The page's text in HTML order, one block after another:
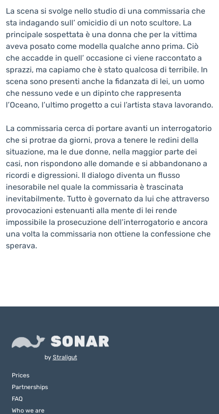
La scena si svolge nello studio di una commissaria che
sta indagando sull’ omicidio di un noto scultore. La
principale sospettata è una donna che per la vittima
aveva posato come modella qualche anno prima. Ciò
che accadde in quell’ occasione ci viene raccontato a
sprazzi, ma capiamo che è stato qualcosa di terribile. In
scena sono presenti anche la fidanzata di lei, un uomo
che nessuno vede e un dipinto che rappresenta
l’Oceano, l’ultimo progetto a cui l’artista stava lavorando.
La commissaria cerca di portare avanti un interrogatorio
che si protrae da giorni, prova a tenere le redini della
situazione, ma le due donne, nella maggior parte dei
casi, non rispondono alle domande e si abbandonano a
ricordi e digressioni. Il dialogo diventa un flusso
inesorabile nel quale la commissaria è trascinata
inevitabilmente. Tutto è governato da lui che attraverso
provocazioni estenuanti alla mente di lei rende
impossibile la prosecuzione dell’interrogatorio e ancora
una volta la commissaria non ottiene la confessione che
sperava.
by Straligut
Prices
Partnerships
FAQ
Who we are